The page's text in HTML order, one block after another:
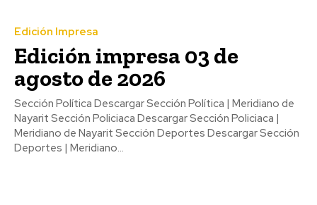
Edición Impresa
Edición impresa 03 de
agosto de 2026
Sección Política Descargar Sección Política | Meridiano de
Nayarit Sección Policiaca Descargar Sección Policiaca |
Meridiano de Nayarit Sección Deportes Descargar Sección
Deportes | Meridiano...